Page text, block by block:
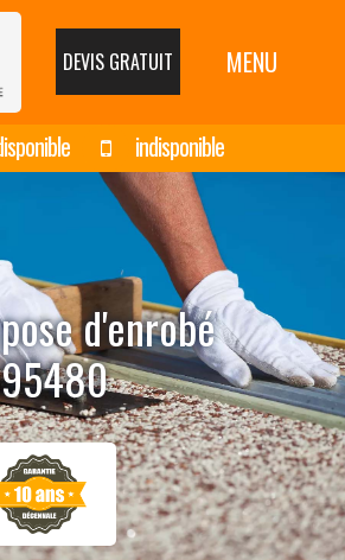
DEVIS GRATUIT MENU
indisponible
d'enrobé